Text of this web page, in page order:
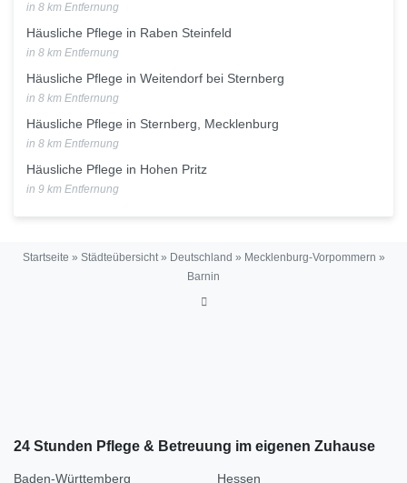
in 8 km Entfernung
Häusliche Pflege in Raben Steinfeld
in 8 km Entfernung
Häusliche Pflege in Weitendorf bei Sternberg
in 8 km Entfernung
Häusliche Pflege in Sternberg, Mecklenburg
in 8 km Entfernung
Häusliche Pflege in Hohen Pritz
in 9 km Entfernung
Startseite » Städteübersicht» Deutschland » Mecklenburg-Vorpommern »
Barnin
24 Stunden Pflege & Betreuung im eigenen Zuhause
Baden-Württemberg
Hessen